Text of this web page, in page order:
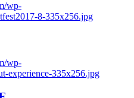
wp-
8-335x256.jpg
wp-
experience-335x256.jpg